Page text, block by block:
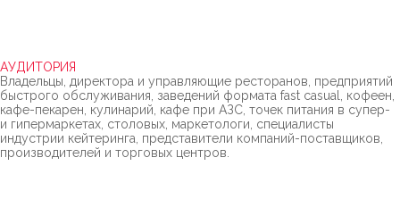
АУДИТОРИЯ
Владельцы, директора и управляющие ресторанов, предприятий
быстрого обслуживания, заведений формата fast casual, кофеен,
кафе-пекарен, кулинарий, кафе при АЗС, точек питания в супер-
и гипермаркетах, столовых, маркетологи, специалисты
индустрии кейтеринга, представители компаний-поставщиков,
производителей и торговых центров.